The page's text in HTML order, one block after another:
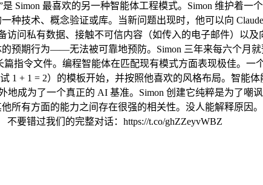
Simon 最喜欢的另一种智能体工程模式。Simon 维护着一
种技术、概念验证或库。当新问题出现时，他可以向
问私有数据、接触不可信内容（如传入的电子邮件）以
期行为——无法被可靠地预防。Simon 三年来每六个月
指令文件。编程智能体在匹配现有模式方面表现极佳。
1 + 1 = 2）的模板开始，并按照他喜欢的风格布局。智能
地成为了一个真正的 AI 基准。Simon 创建它纯粹是为了
所有方面的能力之间存在很强的相关性。没人能解释原因
要错过我们的完整对话：https://t.co/ghZZeyvWBZ